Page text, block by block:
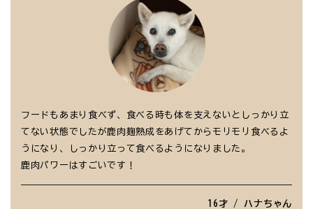
フードもあまり食べず、食べる時も体を支えないとしっかり立
てない状態でしたが鹿肉麹熟成をあげてからモリモリ食べるよ
うになり、しっかり立って食べるようになりました。
鹿肉パワーはすごいです！
16才 / ハナちゃん